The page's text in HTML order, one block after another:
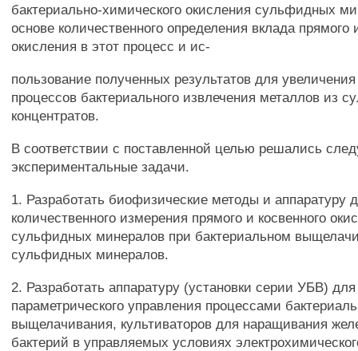
бактериально-химического окисления сульфидных
основе количественного определения вклада прямого
окисления в этот процесс и ис-
пользование полученных результатов для
процессов бактериального извлечения металлов из
концентратов.
В соответствии с поставленной целью решались
экспериментальные задачи.
1. Разработать биофизические методы и аппаратуру
количественного измерения прямого и косвенного
сульфидных минералов при бактериальном
сульфидных минералов.
2. Разработать аппаратуру (установки серии УБВ) для
параметрического управления процессами
выщелачивания, культиваторов для наращивания
бактерий в управляемых условиях